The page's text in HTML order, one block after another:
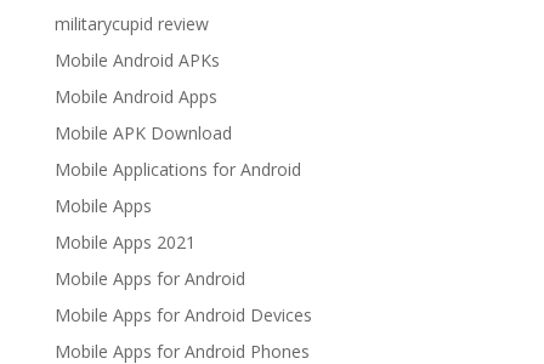
militarycupid review
Mobile Android APKs
Mobile Android Apps
Mobile APK Download
Mobile Applications for Android
Mobile Apps
Mobile Apps 2021
Mobile Apps for Android
Mobile Apps for Android Devices
Mobile Apps for Android Phones